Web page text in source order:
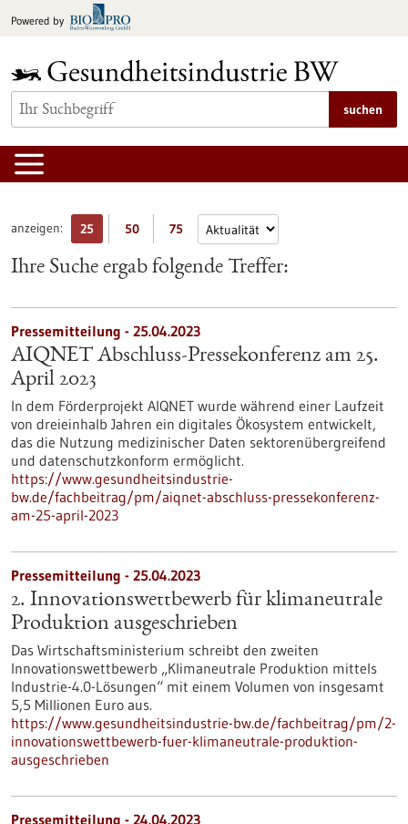
Inhalt
Powered by
suchen
anzeigen: 25 50 75
Ihre Suche ergab folgende Treffer:
Pressemitteilung - 25.04.2023
AIQNET Abschluss-Pressekonferenz am 25.
April 2023
In dem Förderprojekt AIQNET wurde während einer Laufzeit
von dreieinhalb Jahren ein digitales Ökosystem entwickelt,
das die Nutzung medizinischer Daten sektorenübergreifend
und datenschutzkonform ermöglicht.
https://www.gesundheitsindustrie-
bw.de/fachbeitrag/pm/aiqnet-abschluss-pressekonferenz-
am-25-april-2023
Pressemitteilung - 25.04.2023
2. Innovationswettbewerb für klimaneutrale
Produktion ausgeschrieben
Das Wirtschaftsministerium schreibt den zweiten
Innovationswettbewerb „Klimaneutrale Produktion mittels
Industrie-4.0-Lösungen“ mit einem Volumen von insgesamt
5,5 Millionen Euro aus.
https://www.gesundheitsindustrie-bw.de/fachbeitrag/pm/2-
innovationswettbewerb-fuer-klimaneutrale-produktion-
ausgeschrieben
Pressemitteilung - 24.04.2023